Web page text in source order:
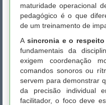
maturidade operacional
pedagógico é o que
de um treinamento de
A sincronia e o
fundamentais da
exigem coordenação
comandos sonoros ou
servem para demonstrar
da precisão individual
facilitador, o foco deve